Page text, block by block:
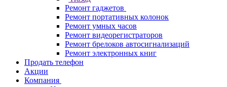
Ремонт гаджетов
Ремонт портативных колонок
Ремонт умных часов
Ремонт видеорегистраторов
Ремонт брелоков автосигнализаций
Ремонт электронных книг
Продать телефон
Акции
Компания